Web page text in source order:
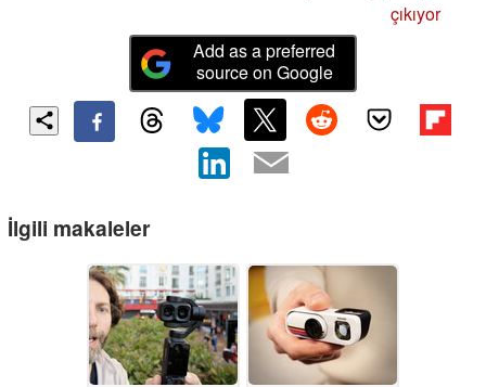
çıkıyor
Add as a preferred
source on Google
İlgili makaleler